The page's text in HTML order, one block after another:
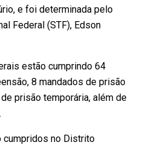
e foi determinada pelo
Federal (STF), Edson
estão cumprindo 64
8 mandados de prisão
prisão temporária, além de
cumpridos no Distrito